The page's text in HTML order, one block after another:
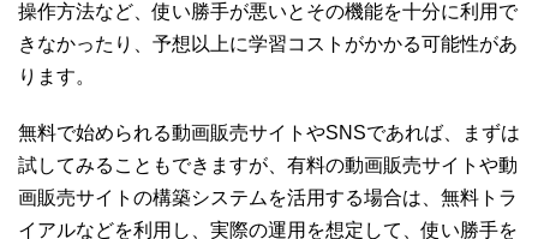
操作方法など、使い勝手が悪いとその機能を十分に利用で
きなかったり、予想以上に学習コストがかかる可能性があ
ります。
無料で始められる動画販売サイトやSNSであれば、まずは
試してみることもできますが、有料の動画販売サイトや動
画販売サイトの構築システムを活用する場合は、無料トラ
イアルなどを利用し、実際の運用を想定して、使い勝手を